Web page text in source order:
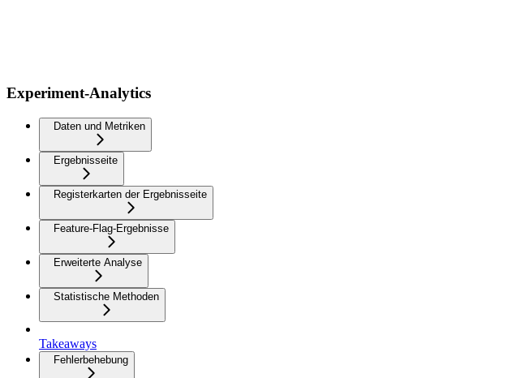
Experiment-Analytics
Daten und Metriken
Ergebnisseite
Registerkarten der Ergebnisseite
Feature-Flag-Ergebnisse
Erweiterte Analyse
Statistische Methoden
Takeaways
Fehlerbehebung